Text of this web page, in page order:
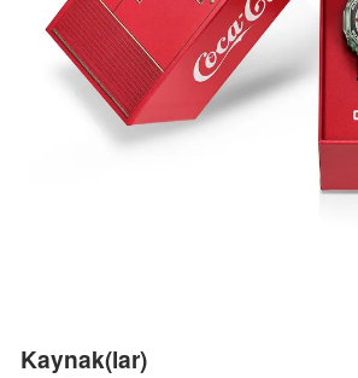
Kaynak(lar)